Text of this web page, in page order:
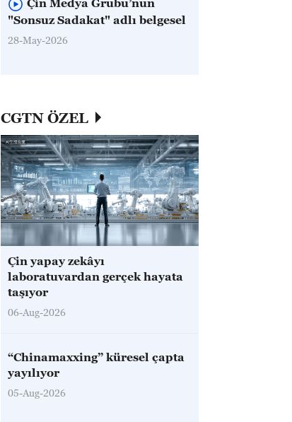
Çin Medya Grubu’nun
"Sonsuz Sadakat" adlı belgesel
28-May-2026
CGTN ÖZEL
Çin yapay zekâyı
laboratuvardan gerçek hayata
taşıyor
06-Aug-2026
“Chinamaxxing” küresel çapta
yayılıyor
05-Aug-2026